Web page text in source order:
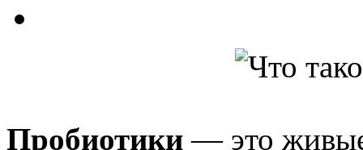
Пробиотики — это